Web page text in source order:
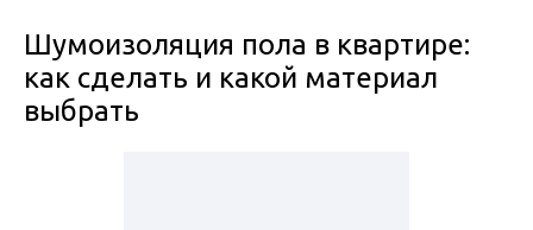
Шумоизоляция пола в квартире:
как сделать и какой материал
выбрать